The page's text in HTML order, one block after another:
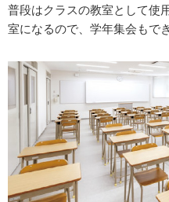
普段はクラスの教室として使
室になるので、学年集会もでき